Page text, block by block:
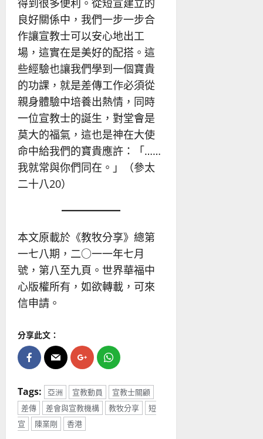
良好關係中，我們一步一步合
作讓宣教士可以安心地出工
場，這實在是美好的配搭。這
些經驗也讓我們學到一個寶貴
的功課，就是差傳工作必須從
親身體驗中培養出熱情，同時
一位宣教士的誕生，對堂會是
莫大的福氣，這也是神在大使
命中給我們的寶貴應許：「……
我就常與你們同在。」（參太
二十八20）
本文原載於《教牧分享》總第
一七八期，二○一一年七月
號，第八至九頁。世界華福中
心版權所有，如欲轉載，可來
信申請。
分享此文：
Tags: 亞洲 宣教動員
宣教士關顧
差傳
差會與宣教機構 教牧分享
短
宣
陳業剛 香港